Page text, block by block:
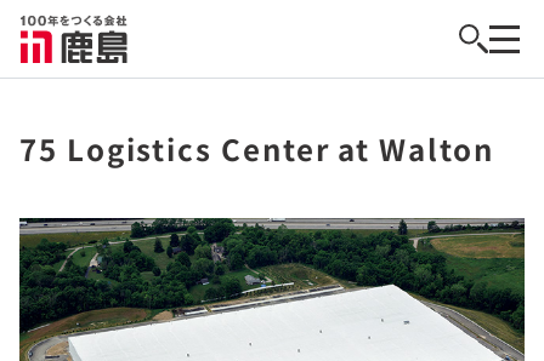
75 Logistics Center at Walton